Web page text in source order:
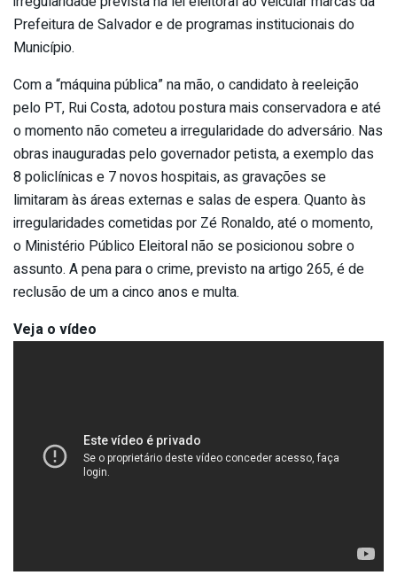
Prefeitura de Salvador e de programas institucionais do
Município.
Com a “máquina pública” na mão, o candidato à reeleição
pelo PT, Rui Costa, adotou postura mais conservadora e até
o momento não cometeu a irregularidade do adversário. Nas
obras inauguradas pelo governador petista, a exemplo das
8 policlínicas e 7 novos hospitais, as gravações se
limitaram às áreas externas e salas de espera. Quanto às
irregularidades cometidas por Zé Ronaldo, até o momento,
o Ministério Público Eleitoral não se posicionou sobre o
assunto. A pena para o crime, previsto na artigo 265, é de
reclusão de um a cinco anos e multa.
Veja o vídeo